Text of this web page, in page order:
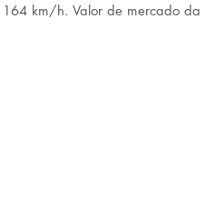
km/h. Valor de mercado da